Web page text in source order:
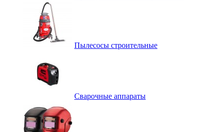
Пылесосы строительные
Сварочные аппараты